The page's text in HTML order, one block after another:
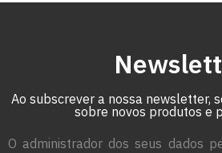
Ao subscrever a nossa newsletter,
sobre novos produtos e
O administrador dos seus dados